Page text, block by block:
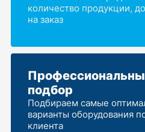
количество продукции,
на заказ
подбор
Подбираем самые
варианты оборудования
клиента